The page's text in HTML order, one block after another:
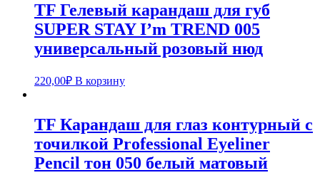
TF Гелевый карандаш для губ
SUPER STAY I’m TREND 005
универсальный розовый нюд
220,00₽ В корзину
TF Карандаш для глаз контурный с
точилкой Professional Eyeliner
Pencil тон 050 белый матовый